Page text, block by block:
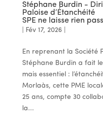
Stéphane Burdin -
Paloise d’Étanchéité
SPE ne laisse rien
Fév 17, 2026
En reprenant la Société
Stéphane Burdin a fait
mais essentiel :
Morlaàs, cette PME
25 ans, compte 30
la...